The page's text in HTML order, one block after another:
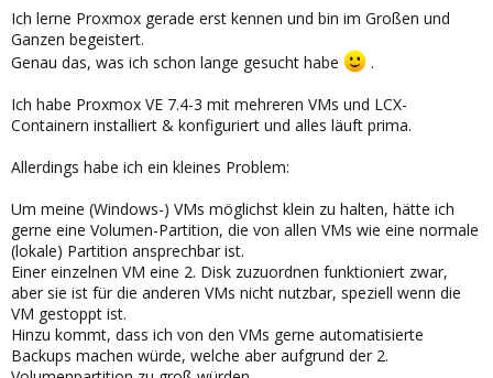
Ich lerne Proxmox gerade erst kennen und bin im Großen und
Ganzen begeistert.
Genau das, was ich schon lange gesucht habe
.
Ich habe Proxmox VE 7.4-3 mit mehreren VMs und LCX-
Containern installiert & konfiguriert und alles läuft prima.
Allerdings habe ich ein kleines Problem:
Um meine (Windows-) VMs möglichst klein zu halten, hätte ich
gerne eine Volumen-Partition, die von allen VMs wie eine normale
(lokale) Partition ansprechbar ist.
Einer einzelnen VM eine 2. Disk zuzuordnen funktioniert zwar,
aber sie ist für die anderen VMs nicht nutzbar, speziell wenn die
VM gestoppt ist.
Hinzu kommt, dass ich von den VMs gerne automatisierte
Backups machen würde, welche aber aufgrund der 2.